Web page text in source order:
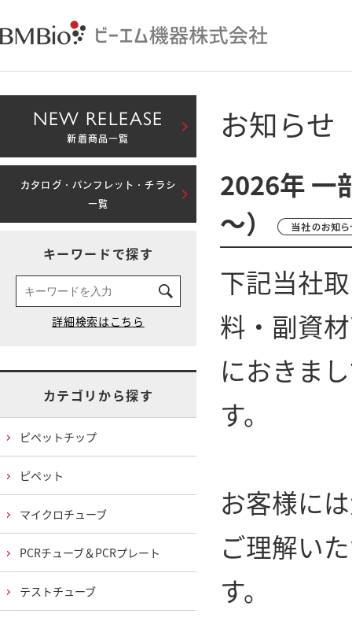
お知らせ
2026年 一
～）
下記当社
料・副資
におきま
す。
お客様に
ご理解い
す。
NEW RELEASE
新着商品一覧
カタログ・パンフレット・チラシ
一覧
キーワードで探す
カテゴリから探す
ピペットチップ
ピペット
マイクロチューブ
PCRチューブ＆PCRプレート
テストチューブ